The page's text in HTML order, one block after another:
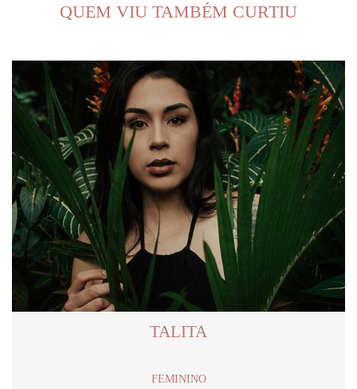
QUEM VIU TAMBÉM CURTIU
TALITA
FEMININO